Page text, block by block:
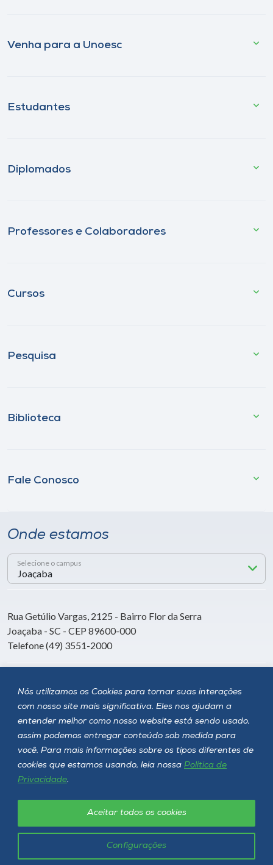
Nós utilizamos os Cookies para tornar suas interações
com nosso site mais significativa. Eles nos ajudam a
entender melhor como nosso website está sendo usado,
assim podemos entregar conteúdo sob medida para
você. Para mais informações sobre os tipos diferentes de
cookies que estamos usando, leia nossa Política de
Privacidade.
Configurações
Aceitar todos os cookies
Venha para a Unoesc
Estudantes
Diplomados
Professores e Colaboradores
Cursos
Pesquisa
Biblioteca
Fale Conosco
Onde estamos
Selecione o campus
Rua Getúlio Vargas, 2125 - Bairro Flor da Serra
Joaçaba - SC - CEP 89600-000
Telefone (49) 3551-2000
Siga a Unoesc
Unoesc © 2026 - Todos os direitos reservados
Política de privacidade LGPD